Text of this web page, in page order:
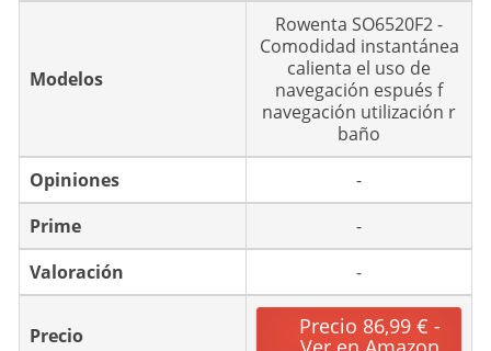
Modelos
Rowenta SO6520F2 -
Comodidad instantánea
calienta el uso de
navegación espués f
navegación utilización r
baño
Opiniones
-
Prime
-
Valoración
-
Precio Precio 86,99 € -